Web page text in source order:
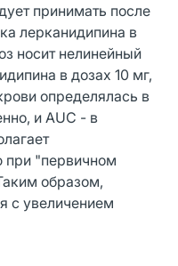
принимать после
лерканидипина в
носит нелинейный
в дозах 10 мг,
определялась в
и AUC - в
"первичном
образом,
с увеличением